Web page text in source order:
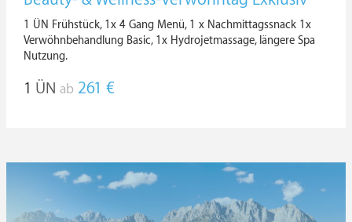
1 ÜN Frühstück, 1x 4 Gang Menü, 1 x Nachmittagssnack 1x
Verwöhnbehandlung Basic, 1x Hydrojetmassage, längere Spa
Nutzung.
1 ÜN ab 261 €